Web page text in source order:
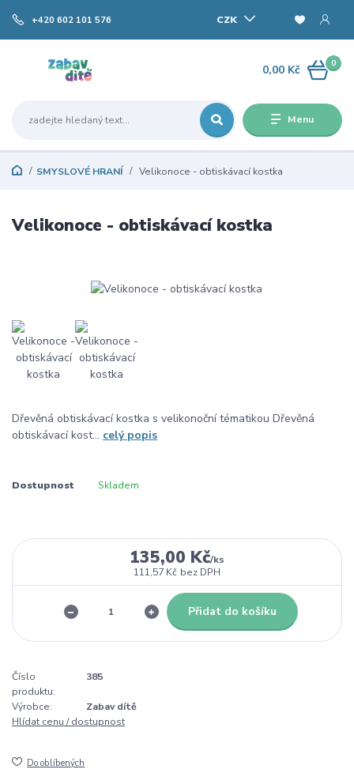
Menu
CZK
+420 602 101 576
0
0,00 Kč
SMYSLOVÉ HRANÍ Velikonoce - obtiskávací kostka
Velikonoce - obtiskávací kostka
Dřevěná obtiskávací kostka s velikonoční tématikou Dřevěná
obtiskávací kost... celý popis
Dostupnost Skladem
135,00 Kč/ks
111,57 Kč bez DPH
Přidat do košíku
Číslo
produktu:
385
Výrobce:
Zabav dítě
Hlídat cenu / dostupnost
Do oblíbených